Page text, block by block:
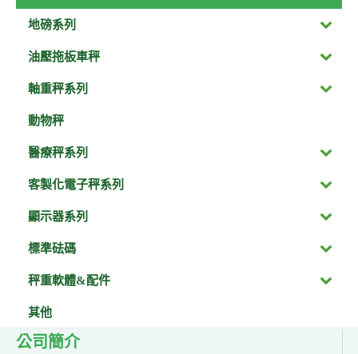
地磅系列
油壓拖板車秤
軸重秤系列
動物秤
醫療秤系列
客製化電子秤系列
顯示器系列
標準砝碼
秤重軟體&配件
其他
公司簡介